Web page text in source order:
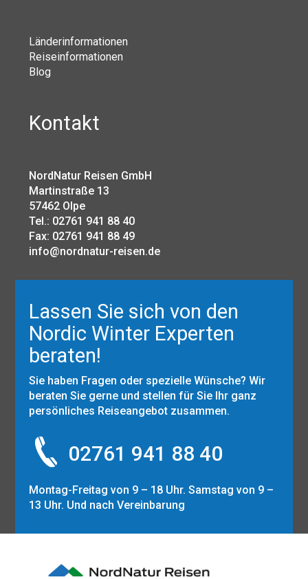
Länderinformationen
Reiseinformationen
Blog
Kontakt
NordNatur Reisen GmbH
Martinstraße 13
57462 Olpe
Tel.: 02761 941 88 40
Fax: 02761 941 88 49
info@nordnatur-reisen.de
Lassen Sie sich von den
Nordic Winter Experten
beraten!
Sie haben Fragen oder spezielle Wünsche? Wir
beraten Sie gerne und stellen für Sie Ihr ganz
persönliches Reiseangebot zusammen.
02761 941 88 40
Montag-Freitag von 9 – 18 Uhr. Samstag von 9 –
13 Uhr. Und nach Vereinbarung